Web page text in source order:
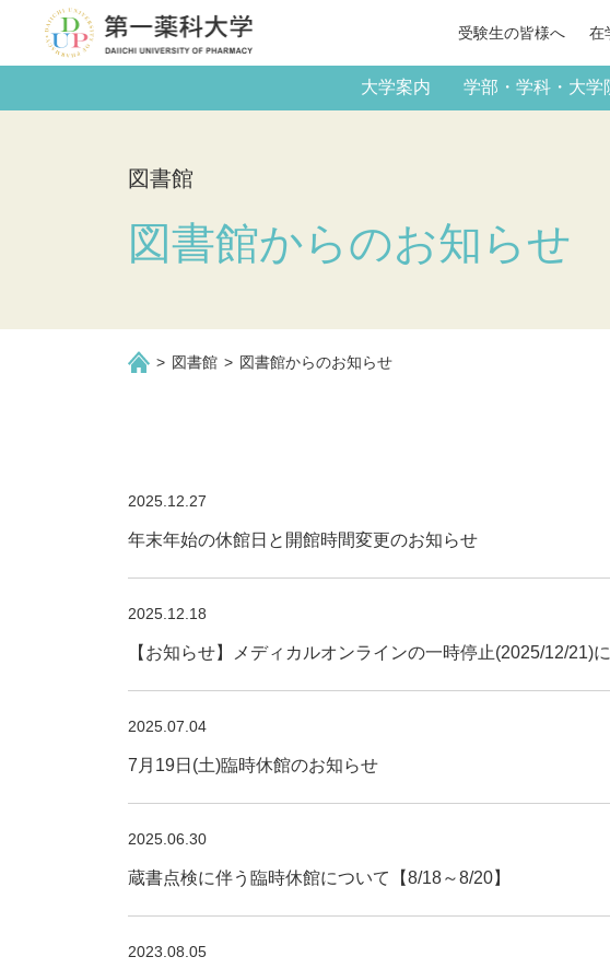
受験生の皆様へ 在
大学案内 学部・学科・大学
図書館
図書館からのお知らせ
図書館 図書館からのお知らせ
2025.12.27
年末年始の休館日と開館時間変更のお知らせ
2025.12.18
【お知らせ】メディカルオンラインの一時停止(2025/12/21)
2025.07.04
7月19日(土)臨時休館のお知らせ
2025.06.30
蔵書点検に伴う臨時休館について【8/18～8/20】
2023.08.05